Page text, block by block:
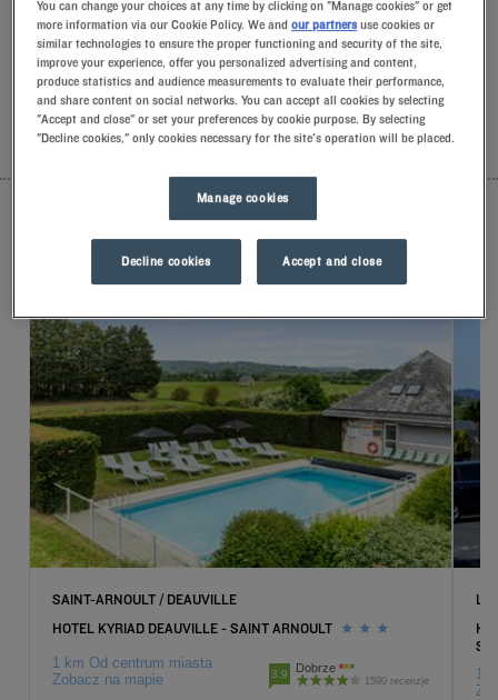
gestami.Odkryjesz wyjątkowy komfort naszej poduszki z
pianki z pamięcią kształtu.Aby dobrze rozpocząć dzień,
poczuj różnicę w Kyriad.Skosztuj chłodnego mrożonego
jogurtu na śniadanie… Przynajmniej dwa dobre powody, aby
wrócić!
SAINT-ARNOULT / DEAUVILLE
HOTEL KYRIAD DEAUVILLE - SAINT ARNOULT
1 km Od centrum miasta
Zobacz na mapie
3.9 Dobrze
1590 recenzje
LA
You can change your choices at any time by clicking on "Manage cookies" or get
more information via our Cookie Policy. We andour partners use cookies or
similar technologies to ensure the proper functioning and security of the site,
improve your experience, offer you personalized advertising and content,
produce statistics and audience measurements to evaluate their performance,
and share content on social networks. You can accept all cookies by selecting
"Accept and close" or set your preferences by cookie purpose. By selecting
"Decline cookies," only cookies necessary for the site's operation will be placed.
Manage cookies
Decline cookies Accept and close